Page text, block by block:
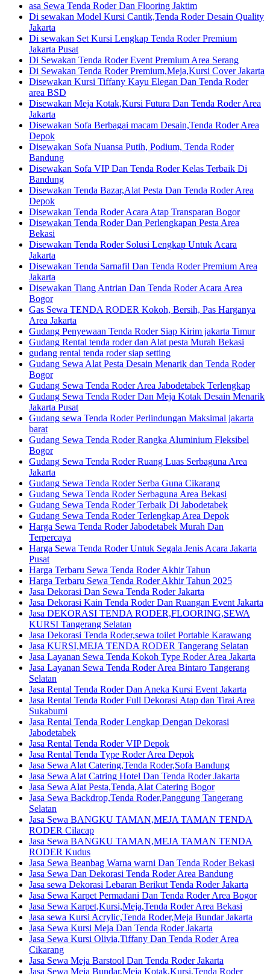
asa Sewa Tenda Roder Dan Flooring Jaktim
Di sewakan Model Kursi Cantik,Tenda Roder Desain Quality
Jakarta
Di sewakan Set Kursi Lengkap Tenda Roder Premium
Jakarta Pusat
Di Sewakan Tenda Roder Event Premium Area Serang
Di Sewakan Tenda Roder Premium,Meja,Kursi Cover Jakarta
Disewakan Kursi Tiffany Kayu Elegan Dan Tenda Roder
area BSD
Disewakan Meja Kotak,Kursi Futura Dan Tenda Roder Area
Jakarta
Disewakan Sofa Berbagai macam Desain,Tenda Roder Area
Depok
Disewakan Sofa Nuansa Putih, Podium, Tenda Roder
Bandung
Disewakan Sofa VIP Dan Tenda Roder Kelas Terbaik Di
Bandung
Disewakan Tenda Bazar,Alat Pesta Dan Tenda Roder Area
Depok
Disewakan Tenda Roder Acara Atap Transparan Bogor
Disewakan Tenda Roder Dan Perlengkapan Pesta Area
Bekasi
Disewakan Tenda Roder Solusi Lengkap Untuk Acara
Jakarta
Disewakan Tenda Sarnafil Dan Tenda Roder Premium Area
Jakarta
Disewakan Tiang Antrian Dan Tenda Roder Acara Area
Bogor
Gas Sewa TENDA RODER Kokoh, Bersih, Pas Harganya
Area Jakarta
Gudang Penyewaan Tenda Roder Siap Kirim jakarta Timur
Gudang Rental tenda roder dan Alat pesta Murah Bekasi
gudang rental tenda roder siap setting
Gudang Sewa Alat Pesta Desain Menarik dan Tenda Roder
Bogor
Gudang Sewa Tenda Roder Area Jabodetabek Terlengkap
Gudang Sewa Tenda Roder Dan Meja Kotak Desain Menarik
Jakarta Pusat
Gudang sewa Tenda Roder Perlindungan Maksimal jakarta
barat
Gudang Sewa Tenda Roder Rangka Aluminium Fleksibel
Bogor
Gudang Sewa Tenda Roder Ruang Luas Serbaguna Area
Jakarta
Gudang Sewa Tenda Roder Serba Guna Cikarang
Gudang Sewa Tenda Roder Serbaguna Area Bekasi
Gudang Sewa Tenda Roder Terbaik Di Jabodetabek
Gudang Sewa Tenda Roder Terlengkap Area Depok
Harga Sewa Tenda Roder Jabodetabek Murah Dan
Terpercaya
Harga Sewa Tenda Roder Untuk Segala Jenis Acara Jakarta
Pusat
Harga Terbaru Sewa Tenda Roder Akhir Tahun
Harga Terbaru Sewa Tenda Roder Akhir Tahun 2025
Jasa Dekorasi Dan Sewa Tenda Roder Jakarta
Jasa Dekorasi Kain Tenda Roder Dan Ruangan Event Jakarta
Jasa DEKORASI TENDA RODER,FLOORING,SEWA
KURSI Tangerang Selatan
Jasa Dekorasi Tenda Roder,sewa toilet Portable Karawang
Jasa KURSI,MEJA TENDA RODER Tangerang Selatan
Jasa Layanan Sewa Tenda Kokoh Type Roder Area Jakarta
Jasa Layanan Sewa Tenda Roder Area Bintaro Tangerang
Selatan
Jasa Rental Tenda Roder Dan Aneka Kursi Event Jakarta
Jasa Rental Tenda Roder Full Dekorasi Atap dan Tirai Area
Sukabumi
Jasa Rental Tenda Roder Lengkap Dengan Dekorasi
Jabodetabek
Jasa Rental Tenda Roder VIP Depok
Jasa Rental Tenda Type Roder Area Depok
Jasa Sewa Alat Catering,Tenda Roder,Sofa Bandung
Jasa Sewa Alat Catring Hotel Dan Tenda Roder Jakarta
Jasa Sewa Alat Pesta,Tenda,Alat Catering Bogor
Jasa Sewa Backdrop,Tenda Roder,Panggung Tangerang
Selatan
Jasa Sewa BANGKU TAMAN,MEJA TAMAN TENDA
RODER Cilacap
Jasa Sewa BANGKU TAMAN,MEJA TAMAN TENDA
RODER Kudus
Jasa Sewa Beanbag Warna warni Dan Tenda Roder Bekasi
Jasa Sewa Dan Dekorasi Tenda Roder Area Bandung
Jasa sewa Dekorasi Lebaran Berikut Tenda Roder Jakarta
Jasa Sewa Karpet Permadani Dan Tenda Roder Area Bogor
Jasa Sewa Karpet,Kursi,Meja,Tenda Roder Area Bekasi
Jasa sewa Kursi Acrylic,Tenda Roder,Meja Bundar Jakarta
Jasa Sewa Kursi Meja Dan Tenda Roder Jakarta
Jasa Sewa Kursi Olivia,Tiffany Dan Tenda Roder Area
Cikarang
Jasa Sewa Meja Barstool Dan Tenda Roder Jakarta
Jasa Sewa Meja Bundar,Meja Kotak,Kursi,Tenda Roder